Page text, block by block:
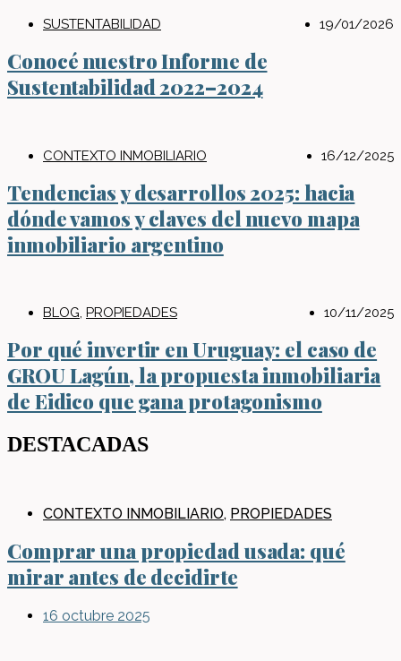
SUSTENTABILIDAD 19/01/2026
Conocé nuestro Informe de
Sustentabilidad 2022–2024
CONTEXTO INMOBILIARIO 16/12/2025
Tendencias y desarrollos 2025: hacia
dónde vamos y claves del nuevo mapa
inmobiliario argentino
BLOG, PROPIEDADES 10/11/2025
Por qué invertir en Uruguay: el caso de
GROU Lagún, la propuesta inmobiliaria
de Eidico que gana protagonismo
DESTACADAS
CONTEXTO INMOBILIARIO, PROPIEDADES
Comprar una propiedad usada: qué
mirar antes de decidirte
16 octubre 2025